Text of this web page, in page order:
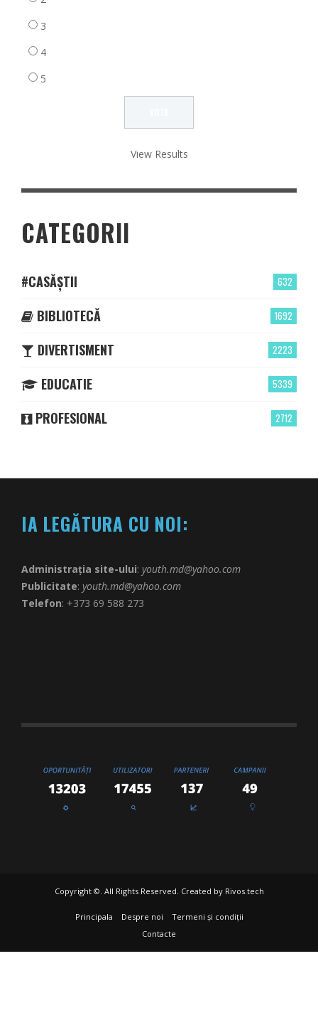
3
4
5
View Results
CATEGORII
632
#CASĂȘTII
1692
BIBLIOTECĂ
2223
DIVERTISMENT
5339
EDUCATIE
2712
PROFESIONAL
IA LEGĂTURA CU NOI:
Administrația site-ului: youth.md@yahoo.com
Publicitate: youth.md@yahoo.com
Telefon: +373 69 588 273
Copyright ©. All Rights Reserved. Created by Rivos.tech
Principala Despre noi
Termeni și condiții
Contacte